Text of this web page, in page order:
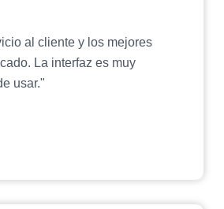
al cliente y los mejores
La interfaz es muy
usar."